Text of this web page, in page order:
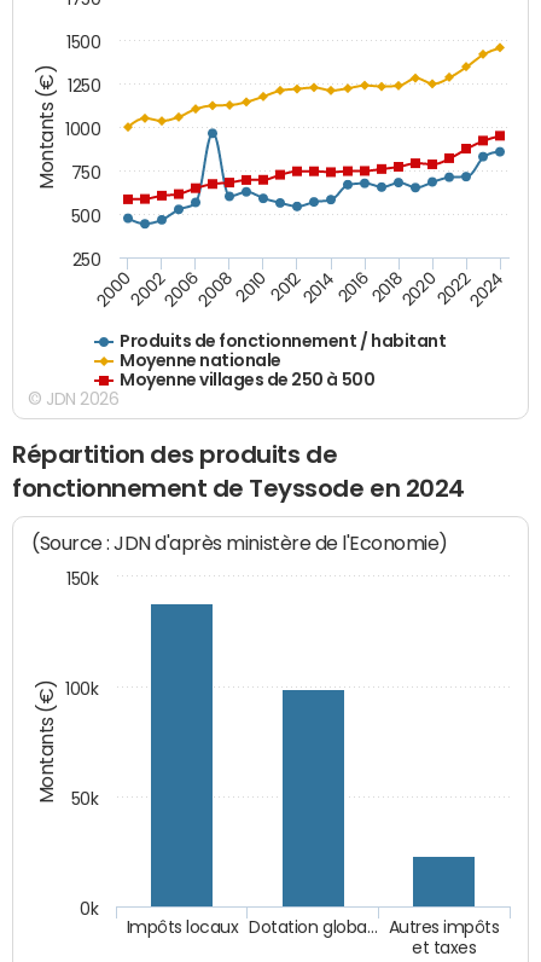
Montants (€)
Produits de fonctionnement / habitant
Moyenne nationale
Moyenne villages de 250 à 500
200020022006200820102012201420162018202020222024
250
500
750
1000
1250
1500
© JDN 2026
Répartition des produits de
fonctionnement de Teyssode en 2024
Montants (€)
(Source : JDN d'après ministère de l'Economie)
Autres impôts
et taxes
Dotation globa…
Impôts locaux
0k
50k
100k
150k